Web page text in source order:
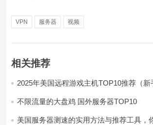
VPN 服务器 视频
相关推荐
2025年美国远程游戏主机TOP10推荐（新
不限流量的大盘鸡 国外服务器TOP10
美国服务器测速的实用方法与推荐工具，